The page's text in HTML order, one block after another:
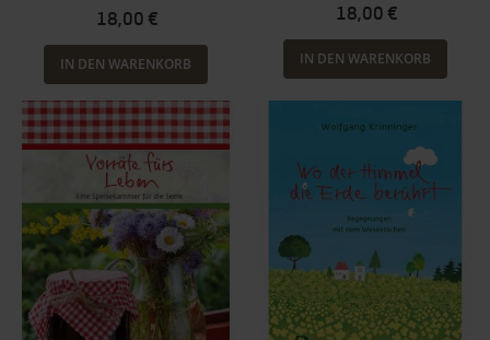
18,00 €
IN DEN WARENKORB
18,00 €
IN DEN WARENKORB